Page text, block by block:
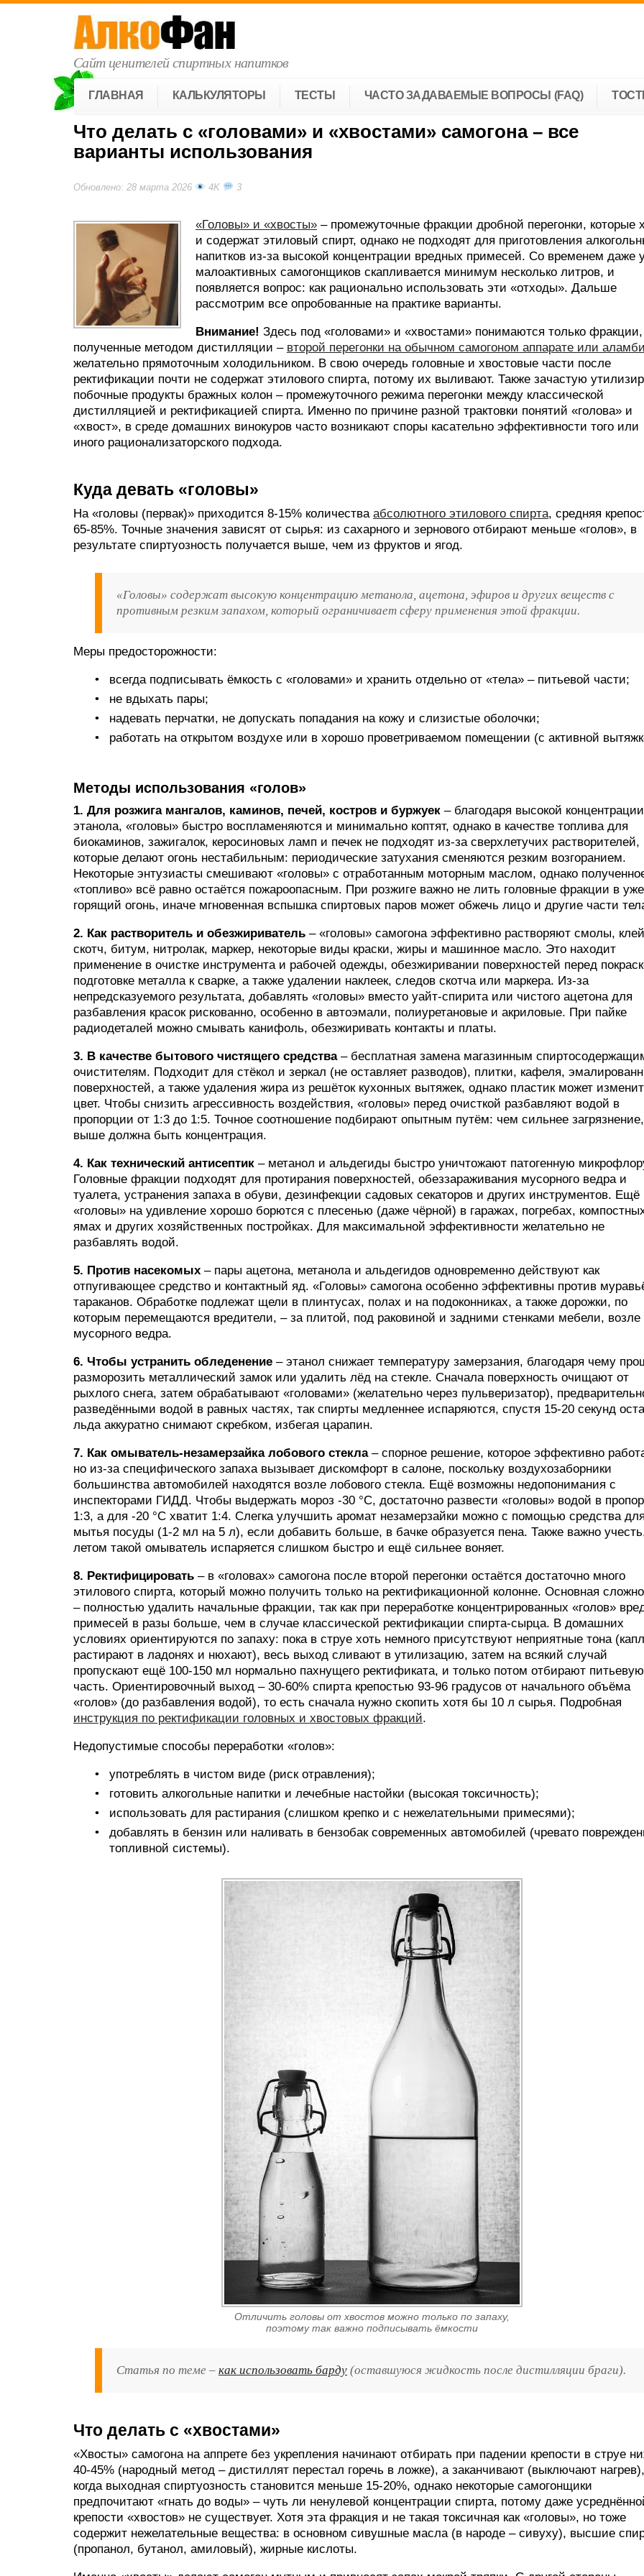
Сайт ценителей спиртных напитков
ГЛАВНАЯ КАЛЬКУЛЯТОРЫ ТЕСТЫ ЧАСТО ЗАДАВАЕМЫЕ ВОПРОСЫ (FAQ)
Что делать с «головами» и «хвостами» самогона – все
варианты использования
Обновлено: 28 марта 2026 4K 3
«Головы» и «хвосты» – промежуточные фракции дробной перегонки, которые
и содержат этиловый спирт, однако не подходят для приготовления
напитков из-за высокой концентрации вредных примесей. Со временем даже
малоактивных самогонщиков скапливается минимум несколько литров, и
появляется вопрос: как рационально использовать эти «отходы». Дальше
рассмотрим все опробованные на практике варианты.
Внимание! Здесь под «головами» и «хвостами» понимаются только фракции,
полученные методом дистилляции – второй перегонки на обычном самогоном аппарате или
желательно прямоточным холодильником. В свою очередь головные и хвостовые части после
ректификации почти не содержат этилового спирта, потому их выливают. Также зачастую
побочные продукты бражных колон – промежуточного режима перегонки между классической
дистилляцией и ректификацией спирта. Именно по причине разной трактовки понятий «голова» и
«хвост», в среде домашних винокуров часто возникают споры касательно эффективности того или
иного рационализаторского подхода.
Куда девать «головы»
На «головы (первак)» приходится 8-15% количества абсолютного этилового спирта, средняя
65-85%. Точные значения зависят от сырья: из сахарного и зернового отбирают меньше «голов», в
результате спиртуозность получается выше, чем из фруктов и ягод.
«Головы» содержат высокую концентрацию метанола, ацетона, эфиров и других веществ с
противным резким запахом, который ограничивает сферу применения этой фракции.
Меры предосторожности:
всегда подписывать ёмкость с «головами» и хранить отдельно от «тела» – питьевой части;
не вдыхать пары;
надевать перчатки, не допускать попадания на кожу и слизистые оболочки;
работать на открытом воздухе или в хорошо проветриваемом помещении (с активной
Методы использования «голов»
1. Для розжига мангалов, каминов, печей, костров и буржуек – благодаря высокой концентрации
этанола, «головы» быстро воспламеняются и минимально коптят, однако в качестве топлива для
биокаминов, зажигалок, керосиновых ламп и печек не подходят из-за сверхлетучих растворителей,
которые делают огонь нестабильным: периодические затухания сменяются резким возгоранием.
Некоторые энтузиасты смешивают «головы» с отработанным моторным маслом, однако
«топливо» всё равно остаётся пожароопасным. При розжиге важно не лить головные фракции в уже
горящий огонь, иначе мгновенная вспышка спиртовых паров может обжечь лицо и другие части
2. Как растворитель и обезжириватель – «головы» самогона эффективно растворяют смолы,
скотч, битум, нитролак, маркер, некоторые виды краски, жиры и машинное масло. Это находит
применение в очистке инструмента и рабочей одежды, обезжиривании поверхностей перед
подготовке металла к сварке, а также удалении наклеек, следов скотча или маркера. Из-за
непредсказуемого результата, добавлять «головы» вместо уайт-спирита или чистого ацетона для
разбавления красок рискованно, особенно в автоэмали, полиуретановые и акриловые. При пайке
радиодеталей можно смывать канифоль, обезжиривать контакты и платы.
3. В качестве бытового чистящего средства – бесплатная замена магазинным
очистителям. Подходит для стёкол и зеркал (не оставляет разводов), плитки, кафеля,
поверхностей, а также удаления жира из решёток кухонных вытяжек, однако пластик может
цвет. Чтобы снизить агрессивность воздействия, «головы» перед очисткой разбавляют водой в
пропорции от 1:3 до 1:5. Точное соотношение подбирают опытным путём: чем сильнее
выше должна быть концентрация.
4. Как технический антисептик – метанол и альдегиды быстро уничтожают патогенную
Головные фракции подходят для протирания поверхностей, обеззараживания мусорного ведра и
туалета, устранения запаха в обуви, дезинфекции садовых секаторов и других инструментов. Ещё
«головы» на удивление хорошо борются с плесенью (даже чёрной) в гаражах, погребах,
ямах и других хозяйственных постройках. Для максимальной эффективности желательно не
разбавлять водой.
5. Против насекомых – пары ацетона, метанола и альдегидов одновременно действуют как
отпугивающее средство и контактный яд. «Головы» самогона особенно эффективны против
тараканов. Обработке подлежат щели в плинтусах, полах и на подоконниках, а также дорожки, по
которым перемещаются вредители, – за плитой, под раковиной и задними стенками мебели, возле
мусорного ведра.
6. Чтобы устранить обледенение – этанол снижает температуру замерзания, благодаря чему
разморозить металлический замок или удалить лёд на стекле. Сначала поверхность очищают от
рыхлого снега, затем обрабатывают «головами» (желательно через пульверизатор),
разведёнными водой в равных частях, так спирты медленнее испаряются, спустя 15-20 секунд
льда аккуратно снимают скребком, избегая царапин.
7. Как омыватель-незамерзайка лобового стекла– спорное решение, которое эффективно
но из-за специфического запаха вызывает дискомфорт в салоне, поскольку воздухозаборники
большинства автомобилей находятся возле лобового стекла. Ещё возможны недопонимания с
инспекторами ГИДД. Чтобы выдержать мороз -30 °C, достаточно развести «головы» водой в
1:3, а для -20 °C хватит 1:4. Слегка улучшить аромат незамерзайки можно с помощью средства для
мытья посуды (1-2 мл на 5 л), если добавить больше, в бачке образуется пена. Также важно
летом такой омыватель испаряется слишком быстро и ещё сильнее воняет.
8. Ректифицировать – в «головах» самогона после второй перегонки остаётся достаточно много
этилового спирта, который можно получить только на ректификационной колонне. Основная
– полностью удалить начальные фракции, так как при переработке концентрированных «голов»
примесей в разы больше, чем в случае классической ректификации спирта-сырца. В домашних
условиях ориентируются по запаху: пока в струе хоть немного присутствуют неприятные тона
растирают в ладонях и нюхают), весь выход сливают в утилизацию, затем на всякий случай
пропускают ещё 100-150 мл нормально пахнущего ректификата, и только потом отбирают питьевую
часть. Ориентировочный выход – 30-60% спирта крепостью 93-96 градусов от начального объёма
«голов» (до разбавления водой), то есть сначала нужно скопить хотя бы 10 л сырья. Подробная
инструкция по ректификации головных и хвостовых фракций.
Недопустимые способы переработки «голов»:
употреблять в чистом виде (риск отравления);
готовить алкогольные напитки и лечебные настойки (высокая токсичность);
использовать для растирания (слишком крепко и с нежелательными примесями);
добавлять в бензин или наливать в бензобак современных автомобилей (чревато
топливной системы).
Отличить головы от хвостов можно только по запаху,
поэтому так важно подписывать ёмкости
Статья по теме – как использовать барду (оставшуюся жидкость после дистилляции браги).
Что делать с «хвостами»
«Хвосты» самогона на аппрете без укрепления начинают отбирать при падении крепости в струе
40-45% (народный метод – дистиллят перестал горечь в ложке), а заканчивают (выключают нагрев),
когда выходная спиртуозность становится меньше 15-20%, однако некоторые самогонщики
предпочитают «гнать до воды» – чуть ли ненулевой концентрации спирта, потому даже
крепости «хвостов» не существует. Хотя эта фракция и не такая токсичная как «головы», но тоже
содержит нежелательные вещества: в основном сивушные масла (в народе – сивуху), высшие
(пропанол, бутанол, амиловый), жирные кислоты.